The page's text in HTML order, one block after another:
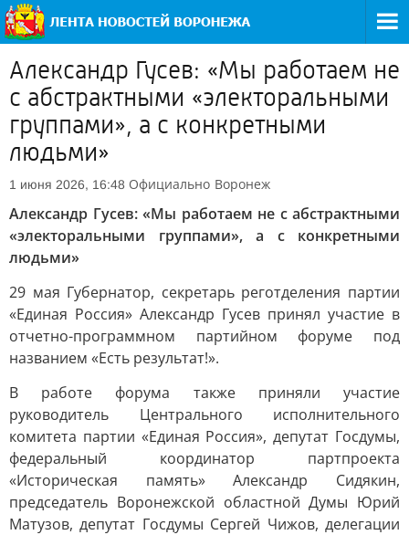
Александр Гусев: «Мы работаем не
с абстрактными «электоральными
группами», а с конкретными
людьми»
1 июня 2026, 16:48 Официально Воронеж
Александр Гусев: «Мы работаем не с абстрактными
«электоральными группами», а с конкретными
людьми»
29 мая Губернатор, секретарь реготделения партии
«Единая Россия» Александр Гусев принял участие в
отчетно-программном партийном форуме под
названием «Есть результат!».
В работе форума также приняли участие
руководитель Центрального исполнительного
комитета партии «Единая Россия», депутат Госдумы,
федеральный координатор партпроекта
«Историческая память» Александр Сидякин,
председатель Воронежской областной Думы Юрий
Матузов, депутат Госдумы Сергей Чижов, делегации